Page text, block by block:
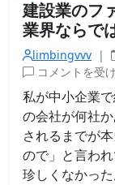
理
し
て
み
た
は
建設業のフ
業界ならで
limbingvvv |
建
設
業
の
フ
ァ
ク
コメントを受
私が中小企業
の会社が何社
されるまでが
ので」と言わ
珍しくなかっ